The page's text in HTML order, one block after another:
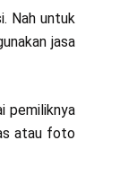
Nah untuk
jasa
pemiliknya
atau foto